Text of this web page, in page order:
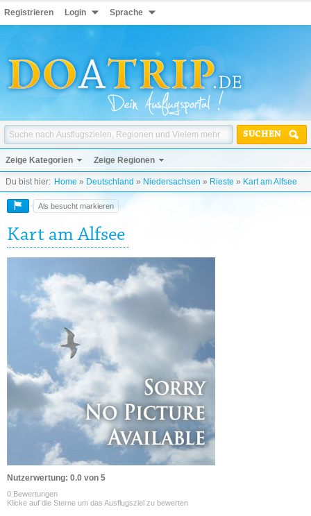
Registrieren Login Sprache
SUCHEN
Zeige Kategorien Zeige Regionen
Du bist hier: Home » Deutschland » Niedersachsen » Rieste » Kart am Alfsee
Als besucht markieren
Kart am Alfsee
Nutzerwertung: 0.0 von 5
0 Bewertungen
Klicke auf die Sterne um das Ausflugsziel zu bewerten